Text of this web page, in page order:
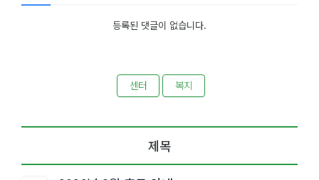
등록된 댓글이 없습니다.
센터 복지
제목